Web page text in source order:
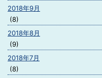
2018年9月
(8)
2018年8月
(9)
2018年7月
(8)